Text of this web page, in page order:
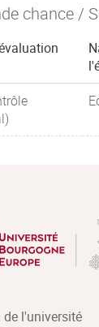
chance /
l'université